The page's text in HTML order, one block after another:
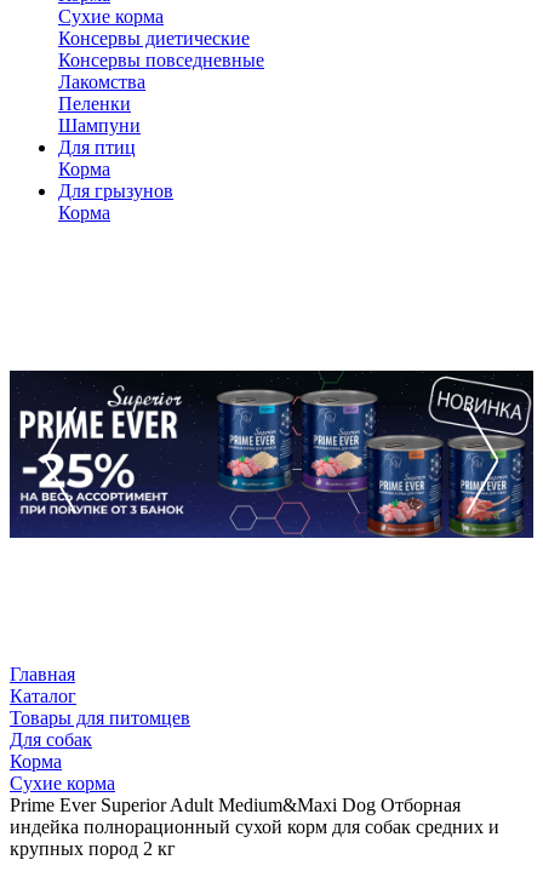
Сухие корма
Консервы диетические
Консервы повседневные
Лакомства
Пеленки
Шампуни
Для птиц
Корма
Для грызунов
Корма
Главная
Каталог
Товары для питомцев
Для собак
Корма
Сухие корма
Prime Ever Superior Adult Medium&Maxi Dog Отборная
индейка полнорационный сухой корм для собак cредних и
крупных пород 2 кг